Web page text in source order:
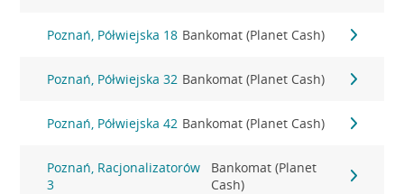
Poznań, Półwiejska 18 Bankomat (Planet Cash)
Poznań, Półwiejska 32 Bankomat (Planet Cash)
Poznań, Półwiejska 42 Bankomat (Planet Cash)
Poznań, Racjonalizatorów
3
Bankomat (Planet
Cash)